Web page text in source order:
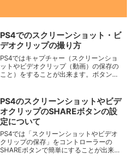
PS4でのスクリーンショット・ビ
デオクリップの撮り方
PS4ではキャプチャー（スクリーンショ
ットやビデオクリップ（動画）の保存の
こと）をすることが出来ます。ボタンを
にできます。そこで今回は、PS4でのス
クリーンショット・ビ...
PS4のスクリーンショットやビデ
オクリップのSHAREボタンの設
定について
PS4では「スクリーンショットやビデオ
クリップの保存」をコントローラーの
SHAREボタンで簡単にすることが出来ま